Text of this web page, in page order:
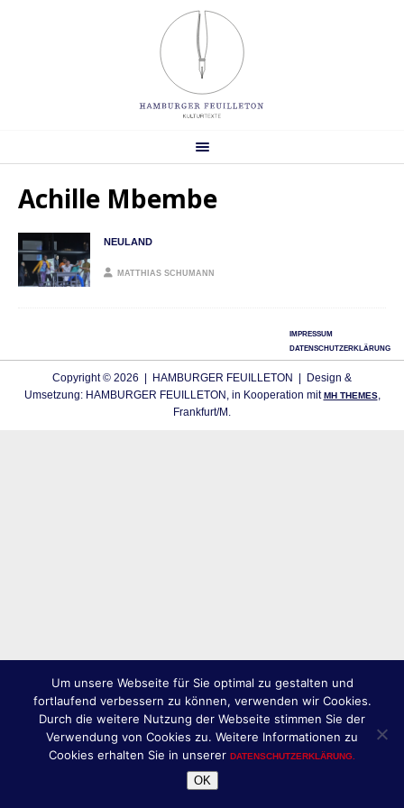
Achille Mbembe
NEULAND
MATTHIAS SCHUMANN
IMPRESSUM
DATENSCHUTZERKLÄRUNG
Copyright © 2026 | HAMBURGER FEUILLETON | Design &
Umsetzung: HAMBURGER FEUILLETON, in Kooperation mitMH THEMES,
Frankfurt/M.
Um unsere Webseite für Sie optimal zu gestalten und
fortlaufend verbessern zu können, verwenden wir Cookies.
Durch die weitere Nutzung der Webseite stimmen Sie der
Verwendung von Cookies zu. Weitere Informationen zu
Cookies erhalten Sie in unserer DATENSCHUTZERKLÄRUNG.
OK